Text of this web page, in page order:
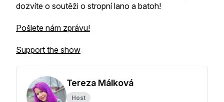
dozvíte o soutěži o stropní lano a batoh!
Pošlete nám zprávu!
Support the show
Tereza Málková
Host